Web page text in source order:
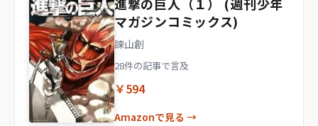
マガジンコミックス)
諫山創
28件の記事で言及
￥594
Amazonで見る →